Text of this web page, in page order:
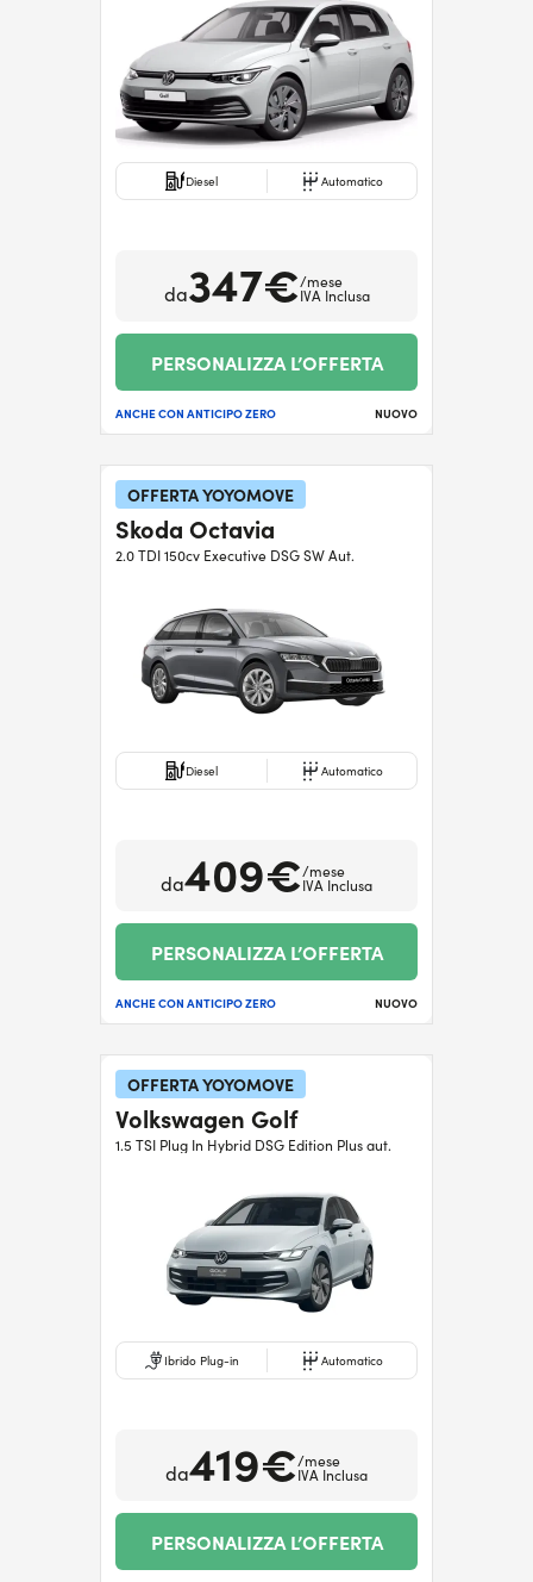
Diesel Automatico
da347€/mese
IVA Inclusa
PERSONALIZZA L’OFFERTA
ANCHE CON ANTICIPO ZERO NUOVO
OFFERTA YOYOMOVE
Skoda Octavia
2.0 TDI 150cv Executive DSG SW Aut.
Diesel Automatico
da409€/mese
IVA Inclusa
PERSONALIZZA L’OFFERTA
ANCHE CON ANTICIPO ZERO NUOVO
OFFERTA YOYOMOVE
Volkswagen Golf
1.5 TSI Plug In Hybrid DSG Edition Plus aut.
Ibrido Plug-in Automatico
da419€/mese
IVA Inclusa
PERSONALIZZA L’OFFERTA